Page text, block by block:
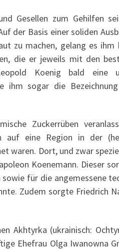
Gesellen zum Gehilfen
der Basis einer soliden
zu machen, gelang es ihm
die er jeweils mit den
Koenig bald eine
ihm sogar die Bezeichnung
Zuckerrüben
auf eine Region in der
waren. Dort, und zwar
Koenemann. Dieser
für die angemessene
Zudem sorgte Friedrich
Akhtyrka (ukrainisch:
Ehefrau Olga Iwanowna